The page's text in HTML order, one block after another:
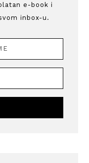
e-book i
inbox-u.